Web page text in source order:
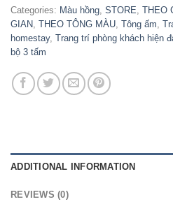
Categories: Màu hồng, STORE, THEO
GIAN, THEO TÔNG MÀU, Tông ấm,
homestay, Trang trí phòng khách hiện
bộ 3 tấm
ADDITIONAL INFORMATION
REVIEWS (0)